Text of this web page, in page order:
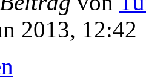
2013, 12:42